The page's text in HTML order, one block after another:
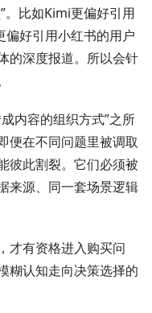
。比如Kimi更偏好引用
好引用小红书的用户
的深度报道。所以会针
内容的组织方式”之所
便在不同问题里被调取
彼此割裂。它们必须被
来源、同一套场景逻辑
才有资格进入购买问
糊认知走向决策选择的